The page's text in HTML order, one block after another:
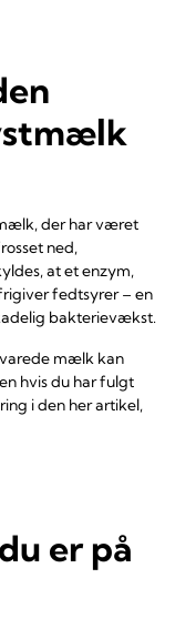
der har været
ned,
at et enzym,
fedtsyrer – en
bakterievækst.
mælk kan
hvis du har fulgt
i den her artikel,
er på